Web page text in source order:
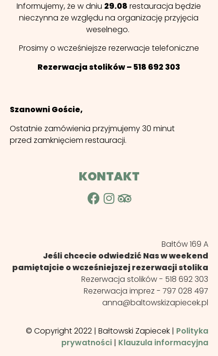
Informujemy, że w dniu 29.08 restauracja będzie
nieczynna ze względu na organizację przyjęcia
weselnego.
Prosimy o wcześniejsze rezerwacje telefoniczne
Rezerwacja stolików – 518 692 303
Szanowni Goście,
Ostatnie zamówienia przyjmujemy 30 minut
przed zamknięciem restauracji.
KONTAKT
Bałtów 169 A
Jeśli chcecie odwiedzić Nas w weekend
pamiętajcie o wcześniejszej rezerwacji stolika
Rezerwacja stolików - 518 692 303
Rezerwacja imprez - 797 028 497
anna@baltowskizapiecek.pl
© Copyright 2022 | Bałtowski Zapiecek | Polityka
prywatności | Klauzula informacyjna